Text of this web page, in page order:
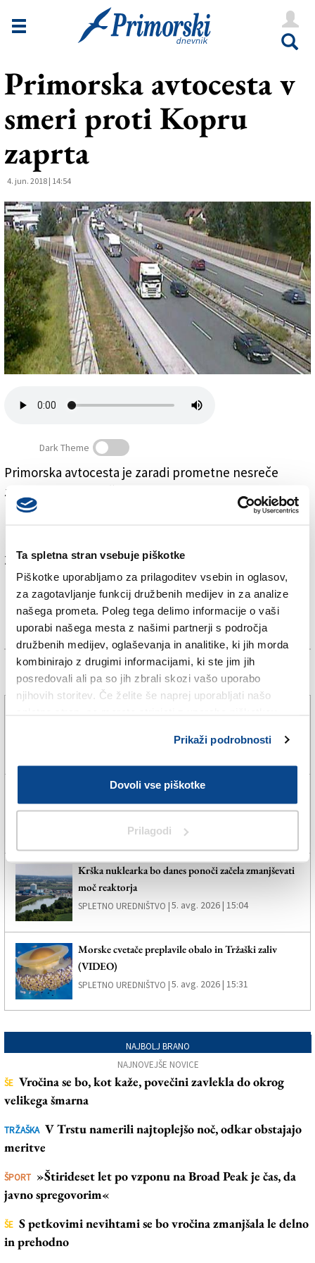
Ta spletna stran vsebuje piškotke
Piškotke uporabljamo za prilagoditev vsebin in oglasov,
za zagotavljanje funkcij družbenih medijev in za analize
našega prometa. Poleg tega delimo informacije o vaši
uporabi našega mesta z našimi partnerji s področja
družbenih medijev, oglaševanja in analitike, ki jih morda
kombinirajo z drugimi informacijami, ki ste jim jih
posredovali ali pa so jih zbrali skozi vašo uporabo
njihovih storitev. Če želite še naprej uporabljati našo
Prikaži podrobnosti
Dovoli vse piškotke
Prilagodi
Novice
Goriška
Še
Vreme
V Kioskih
Uredništvo
Oglasi
Založnik
Zadruga PD
Primorska avtocesta v
smeri proti Kopru
zaprta
4. jun. 2018 | 14:54
Primorska avtocesta v smeri proti Kopru zaprta
Dark Theme
Primorska avtocesta je zaradi prometne nesreče
zaprta med priključkoma Vrhnika in Logatec v smeri
proti Kopru. Nastal je zastoj. Za osebna vozila
Za branje in pisanje komentarjevje potrebna prijava
Več novic
5. avg. 2026 | 16:33
Tropske noči namerili v več krajih nad 1000 metrov
nadmorske višine
SPLETNO UREDNIŠTVO | 5. avg. 2026 | 16:01
Krška nuklearka bo danes ponoči začela zmanjševati
moč reaktorja
SPLETNO UREDNIŠTVO |5. avg. 2026 | 15:04
Morske cvetače preplavile obalo in Tržaški zaliv
(VIDEO)
SPLETNO UREDNIŠTVO |5. avg. 2026 | 15:31
NAJBOLJ BRANO
NAJNOVEJŠE NOVICE
ŠE Vročina se bo, kot kaže, povečini zavlekla do okrog
velikega šmarna
TRŽAŠKA V Trstu namerili najtoplejšo noč, odkar obstajajo
meritve
ŠPORT »Štirideset let po vzponu na Broad Peak je čas, da
javno spregovorim«
ŠE S petkovimi nevihtami se bo vročina zmanjšala le delno
in prehodno